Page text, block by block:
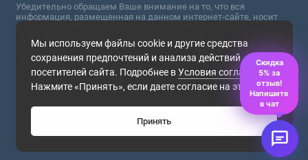
Мы используем файлы cookie и другие средства
сохранения предпочтений и анализа действий
посетителей сайта. Подробнее вУсловия соглашения.
Нажмите «Принять», если даете согласие на это.
Принять
Убедительно обращаем Ваше внимание на то, что вся
информация, размещенная на данном интернет-сайте, носит
сугубо информационный характер и не являются публичной
офертой, определяемой положениями Статьи 437 (2) ГК РФ. Для
получения точной информации о стоимости товаров,
пожалуйста, обращайтесь в ближайший офис продаж.
2026
Скидка
5% за
отзыв!
Напишите
в чат